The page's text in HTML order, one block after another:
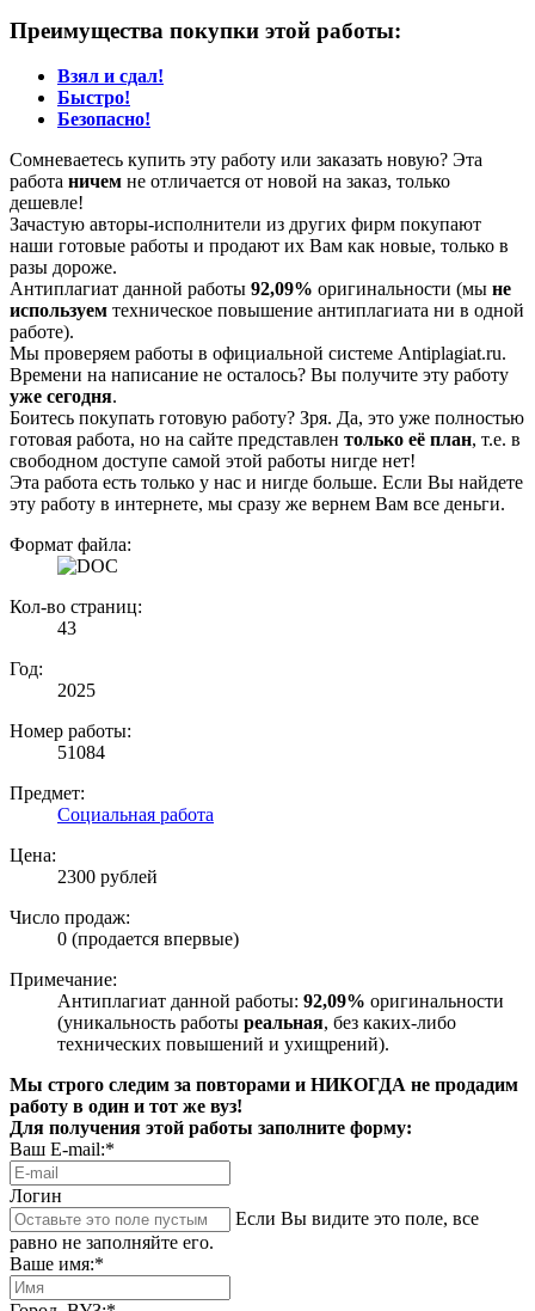
Преимущества покупки этой работы:
Взял и сдал!
Быстро!
Безопасно!
Сомневаетесь купить эту работу или заказать новую? Эта
работа ничем не отличается от новой на заказ, только
дешевле!
Зачастую авторы-исполнители из других фирм покупают
наши готовые работы и продают их Вам как новые, только в
разы дороже.
Антиплагиат данной работы 92,09% оригинальности (мы не
используем техническое повышение антиплагиата ни в одной
работе).
Мы проверяем работы в официальной системе Аntiplagiat.ru.
Времени на написание не осталось? Вы получите эту работу
уже сегодня.
Боитесь покупать готовую работу? Зря. Да, это уже полностью
готовая работа, но на сайте представлен только её план, т.е. в
свободном доступе самой этой работы нигде нет!
Эта работа есть только у нас и нигде больше. Если Вы найдете
эту работу в интернете, мы сразу же вернем Вам все деньги.
Формат файла:
Кол-во страниц:
43
Год:
2025
Номер работы:
51084
Предмет:
Социальная работа
Цена:
2300 рублей
Число продаж:
0 (продается впервые)
Примечание:
Антиплагиат данной работы: 92,09% оригинальности
(уникальность работы реальная, без каких-либо
технических повышений и ухищрений).
Мы строго следим за повторами и НИКОГДА не продадим
работу в один и тот же вуз!
Для получения этой работы заполните форму:
Ваш E-mail:*
Логин
Если Вы видите это поле, все
равно не заполняйте его.
Ваше имя:*